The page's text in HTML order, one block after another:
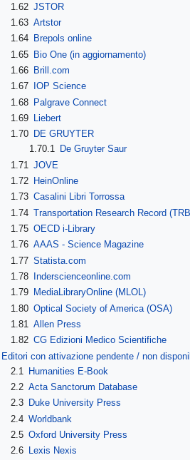
1.62 JSTOR
1.63 Artstor
1.64
Brepols online
1.65 Bio One (in aggiornamento)
1.66
Brill.com
1.67
IOP Science
1.68 Palgrave Connect
1.69
Liebert
1.70
DE GRUYTER
1.70.1 De Gruyter Saur
1.71 JOVE
1.72
HeinOnline
1.73 Casalini Libri Torrossa
1.74 Transportation Research Record
1.75 OECD i-Library
1.76 AAAS - Science Magazine
1.77 Statista.com
1.78
Inderscienceonline.com
1.79
MediaLibraryOnline (MLOL)
1.80 Optical Society of America (OSA)
1.81
Allen Press
1.82 CG Edizioni Medico Scientifiche
Editori con attivazione pendente / non
2.1
Humanities E-Book
2.2 Acta Sanctorum Database
2.3
Duke University Press
2.4 Worldbank
2.5 Oxford University Press
2.6
Lexis Nexis